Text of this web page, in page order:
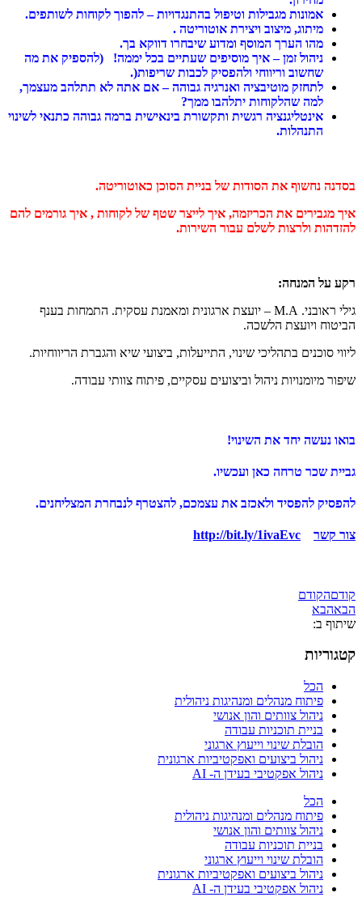
אמונות מגבילות וטיפול בהתנגדויות – להפוך לקוחות לשותפים.
מיתוג, מיצוב ויצירת אוטוריטה .
מהו הערך המוסף ומדוע שיבחרו דווקא בך.
ניהול זמן – איך מוסיפים שעתיים בכל יממה! (להספיק את מה
שחשוב וריווחי ולהפסיק לכבות שריפות(.
לתחזק מוטיבציה ואנרגיה גבוהה – אם אתה לא תתלהב מעצמך,
למה שהלקוחות יתלהבו ממך?
אינטליגנציה רגשית ותקשורת בינאישית ברמה גבוהה כתנאי לשינוי
התנהלות.
בסדנה נחשוף את הסודות של בניית הסוכן כאוטוריטה.
איך מגבירים את הכריזמה, איך לייצר שטף של לקוחות , איך גורמים להם
להזדהות ולרצות לשלם עבור השירות.
רקע על המנחה:
גילי ראובני. M.A – יועצת ארגונית ומאמנת עסקית. התמחות בענף
הביטוח ויועצת הלשכה.
ליווי סוכנים בתהליכי שינוי, התייעלות, ביצועי שיא והגברת הריווחיות.
שיפור מיומנויות ניהול וביצועים עסקיים, פיתוח צוותי עבודה.
בואו נעשה יחד את השינוי!
גביית שכר טרחה כאן ועכשיו.
להפסיק להפסיד ולאכזב את עצמכם, להצטרף לנבחרת המצליחנים.
צור קשר http://bit.ly/1ivaEvc
קודםהקודם
הבאהבא
שיתוף ב:
קטגוריות
הכל
פיתוח מנהלים ומנהיגות ניהולית
ניהול צוותים והון אנושי
בניית תוכניות עבודה
הובלת שינוי וייעוץ ארגוני
ניהול ביצועים ואפקטיביות ארגונית
ניהול אפקטיבי בעידן ה- AI
הכל
פיתוח מנהלים ומנהיגות ניהולית
ניהול צוותים והון אנושי
בניית תוכניות עבודה
הובלת שינוי וייעוץ ארגוני
ניהול ביצועים ואפקטיביות ארגונית
ניהול אפקטיבי בעידן ה- AI